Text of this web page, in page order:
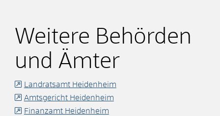
Weitere Behörden
und Ämter
Landratsamt Heidenheim
Amtsgericht Heidenheim
Finanzamt Heidenheim